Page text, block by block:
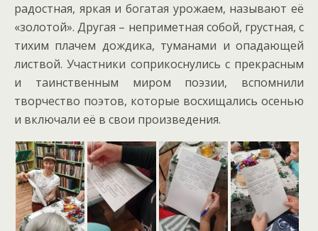
радостная, яркая и богатая урожаем, называют её
«золотой». Другая – неприметная собой, грустная, с
тихим плачем дождика, туманами и опадающей
листвой. Участники соприкоснулись с прекрасным
и таинственным миром поэзии, вспомнили
творчество поэтов, которые восхищались осенью
и включали её в свои произведения.